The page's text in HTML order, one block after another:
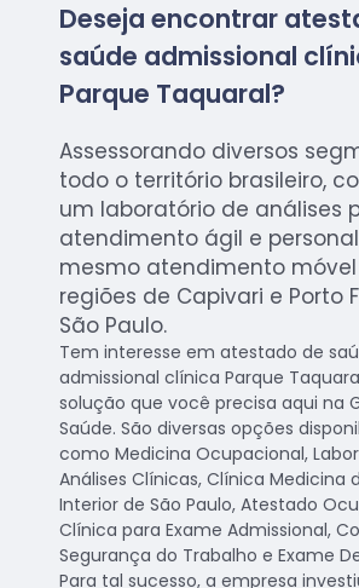
Deseja encontrar
saúde admissional
Parque Taquaral?
Assessorando diversos
todo o território brasileiro,
um laboratório de análises
atendimento ágil e
mesmo atendimento
regiões de Capivari e Porto
São Paulo.
Tem interesse em atestado de
admissional clínica Parque
solução que você precisa aqui na
Saúde. São diversas opções
como Medicina Ocupacional,
Análises Clínicas, Clínica Medicina
Interior de São Paulo, Atestado
Clínica para Exame Admissional,
Segurança do Trabalho e Exame
Para tal sucesso, a empresa